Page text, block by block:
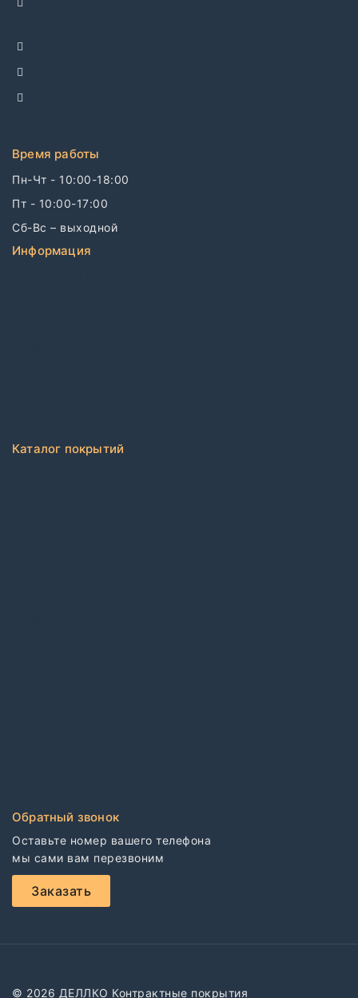
Время работы
Пн-Чт - 10:00-18:00
Пт - 10:00-17:00
Сб-Вс – выходной
Информация
Каталог покрытий
Обратный звонок
Оставьте номер вашего телефона
мы сами вам перезвоним
Заказать
© 2026 ДЕЛЛКО Контрактные покрытия